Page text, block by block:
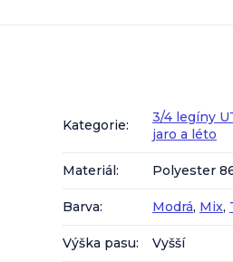
Kategorie:
3/4 legíny
jaro a léto
Materiál: Polyester
Barva: Modrá, Mix,
Výška pasu: Vyšší